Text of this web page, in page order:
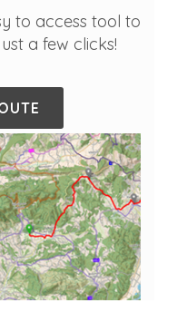
to access tool to
a few clicks!